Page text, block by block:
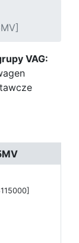
VAG: